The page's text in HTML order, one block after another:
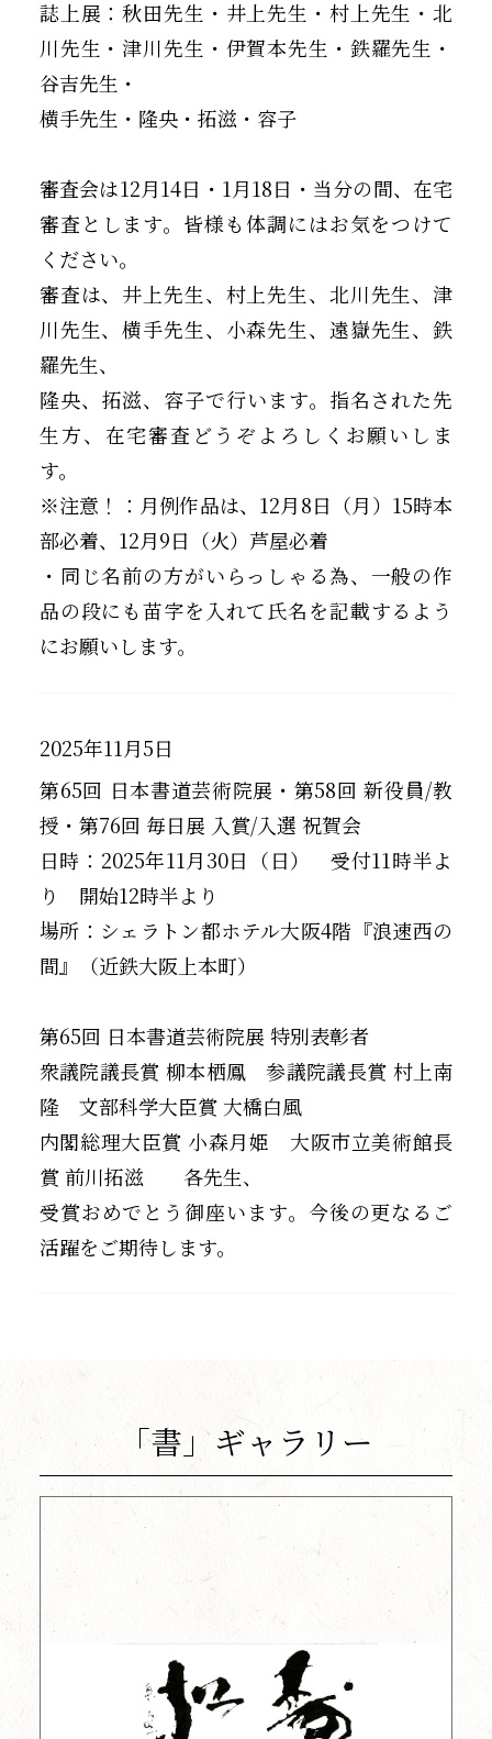
誌上展：秋田先生・井上先生・村上先生・北
川先生・津川先生・伊賀本先生・鉄羅先生・
谷吉先生・
横手先生・隆央・拓滋・容子
審査会は12月14日・1月18日・当分の間、在宅
審査とします。皆様も体調にはお気をつけて
ください。
審査は、井上先生、村上先生、北川先生、津
川先生、横手先生、小森先生、遠嶽先生、鉄
羅先生、
隆央、拓滋、容子で行います。指名された先
生方、在宅審査どうぞよろしくお願いしま
す。
※注意！：月例作品は、12月8日（月）15時本
部必着、12月9日（火）芦屋必着
・同じ名前の方がいらっしゃる為、一般の作
品の段にも苗字を入れて氏名を記載するよう
にお願いします。
2025年11月5日
第65回 日本書道芸術院展・第58回 新役員/教
授・第76回 毎日展 入賞/入選 祝賀会
日時：2025年11月30日（日） 受付11時半よ
り 開始12時半より
場所：シェラトン都ホテル大阪4階『浪速西の
間』（近鉄大阪上本町）
第65回 日本書道芸術院展 特別表彰者
衆議院議長賞 柳本栖鳳 参議院議長賞 村上南
隆 文部科学大臣賞 大橋白風
内閣総理大臣賞 小森月姫 大阪市立美術館長
賞 前川拓滋 各先生、
受賞おめでとう御座います。今後の更なるご
活躍をご期待します。
「書」ギャラリー